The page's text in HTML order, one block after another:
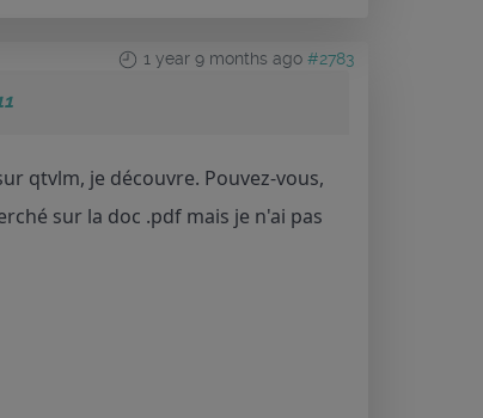
1 year 9 months ago #2783
qtvlm, je découvre. Pouvez-vous,
sur la doc .pdf mais je n'ai pas